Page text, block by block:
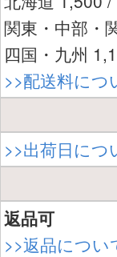
関東・中部・
四国・九州
>>配送料につ
>>出荷日につ
返品可
>>返品につ